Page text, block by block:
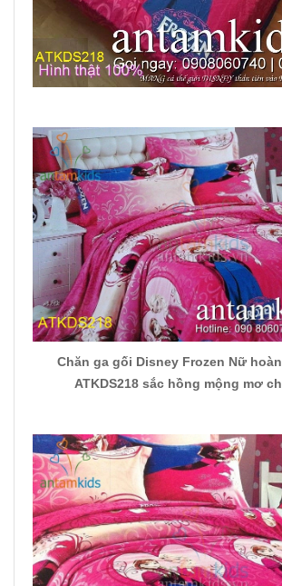
Chăn ga gối Disney Frozen Nữ
ATKDS218 sắc hồng mộng mơ